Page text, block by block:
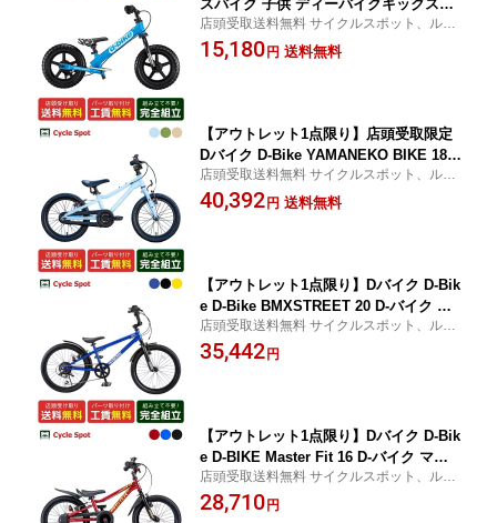
スバイク 子供 ディーバイクキックスAL
D-Bike D-Bike KIX AL
店頭受取送料無料 サイクルスポット、ルサ
イク店舗受取指定で、防犯登録可・盗難補
償に加入可・即乗車可・不要車引取可
15,180円 送料無料
【アウトレット1点限り】店頭受取限定
Dバイク D-Bike YAMANEKO BIKE 18
ヤマネコバイク 18 スポーツ 幼児自転車
子供 18インチ [YAMANEKO BIKE 18]
店頭受取送料無料 サイクルスポット、ルサ
イク店舗受取指定で、防犯登録可・盗難補
償に加入可・即乗車可・不要車引取可
40,392円 送料無料
【アウトレット1点限り】Dバイク D-Bik
e D-Bike BMXSTREET 20 D-バイク ビ
ーエムエクストリート 20 男の子 キッズ
子供用 自転車 20インチ 6歳〜10歳 6段
店頭受取送料無料 サイクルスポット、ルサ
イク店舗受取指定で、防犯登録可・盗難補
償に加入可・即乗車可・不要車引取可
35,442円
【アウトレット1点限り】Dバイク D-Bik
e D-BIKE Master Fit 16 D-バイク マス
ターフィット 16 男の子 幼児自転車 子
供 16インチ 2歳半〜6歳 [D-BIKE Maste
店頭受取送料無料 サイクルスポット、ルサ
イク店舗受取指定で、防犯登録可・盗難補
償に加入可・即乗車可・不要車引取可
28,710円